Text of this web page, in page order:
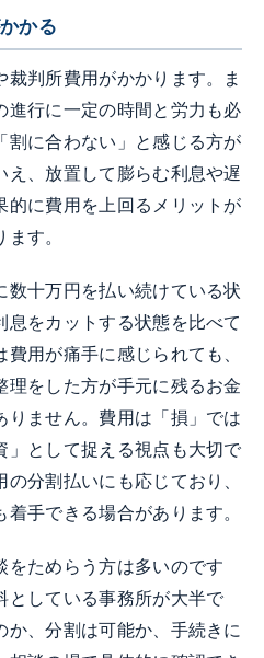
かる
判所費用がかかります。ま
進行に一定の時間と労力も必
割に合わない」と感じる方が
え、放置して膨らむ利息や遅
的に費用を上回るメリットが
す。
数十万円を払い続けている状
をカットする状態を比べて
用が痛手に感じられても、
理をした方が手元に残るお金
りません。費用は「損」では
」として捉える視点も大切で
分割払いにも応じており、
手できる場合があります。
をためらう方は多いのです
としている事務所が大半で
か、分割は可能か、手続きに